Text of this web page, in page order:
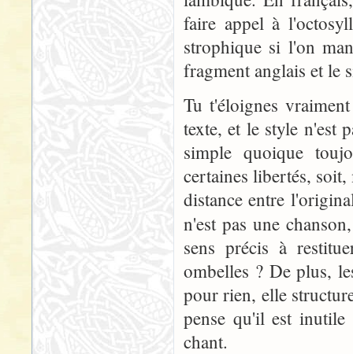
faire appel à
strophique si l'on
fragment anglais et le
Tu t'éloignes
texte, et le style n'est
simple quoique
certaines libertés,
distance entre
n'est pas une
sens précis à
ombelles ? De plus,
pour rien, elle
pense qu'il est
chant.